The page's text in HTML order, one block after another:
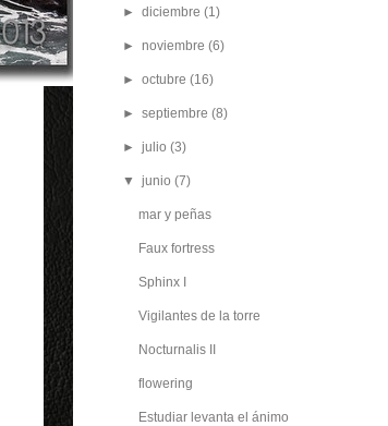
► diciembre (1)
► noviembre (6)
► octubre (16)
► septiembre (8)
► julio (3)
▼ junio (7)
mar y peñas
Faux fortress
Sphinx I
Vigilantes de la torre
Nocturnalis II
flowering
Estudiar levanta el ánimo